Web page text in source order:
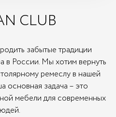
CLUB
забытые традиции
в России. Мы хотим вернуть
ремеслу в нашей
основная задача – это
мебели для современных